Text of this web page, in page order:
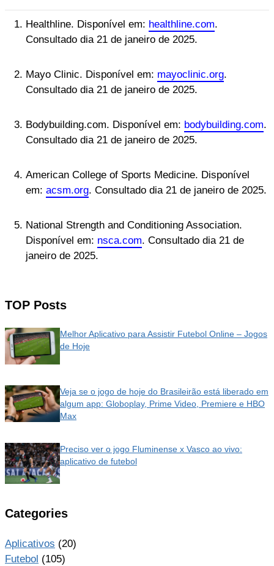
Healthline. Disponível em: healthline.com.
Consultado dia 21 de janeiro de 2025.
Mayo Clinic. Disponível em: mayoclinic.org.
Consultado dia 21 de janeiro de 2025.
Bodybuilding.com. Disponível em: bodybuilding.com.
Consultado dia 21 de janeiro de 2025.
American College of Sports Medicine. Disponível
em: acsm.org. Consultado dia 21 de janeiro de 2025.
National Strength and Conditioning Association.
Disponível em: nsca.com. Consultado dia 21 de
janeiro de 2025.
TOP Posts
Melhor Aplicativo para Assistir Futebol Online – Jogos
de Hoje
Veja se o jogo de hoje do Brasileirão está liberado em
algum app: Globoplay, Prime Video, Premiere e HBO
Max
Preciso ver o jogo Fluminense x Vasco ao vivo:
aplicativo de futebol
Categories
Aplicativos (20)
Futebol (105)